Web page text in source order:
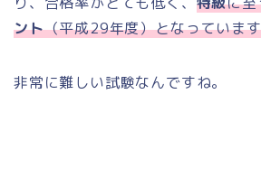
ント（平成29年度）となっています
非常に難しい試験なんですね。